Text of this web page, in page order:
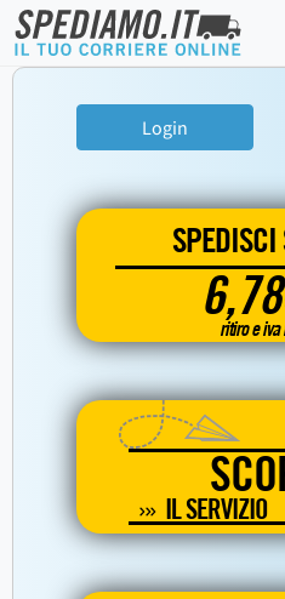
Login
6,78
ritiro e iva
IL SERVIZIO